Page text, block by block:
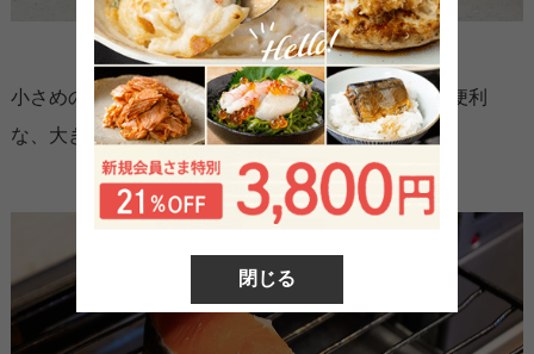
閉じる
小さめの切り身なので、解凍も焼き上がりも早くて便利
な、大きさでご用意しました。